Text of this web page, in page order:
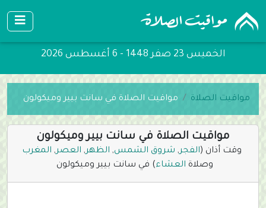
الخميس 23 صفر 1448 - 6 أغسطس 2026
مواقيت الصلاة مواقيت الصلاة في سانت بيير وميكولون
مواقيت الصلاة في سانت بيير وميكولون
وقت أذان (الفجر, شروق الشمس, الظهر, العصر, المغرب
وصلاة العشاء) في سانت بيير وميكولون